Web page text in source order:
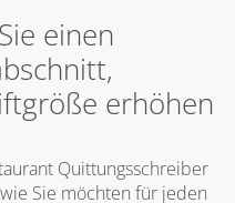
einen
erhöhen
Quittungsschreiber
Sie möchten für jeden